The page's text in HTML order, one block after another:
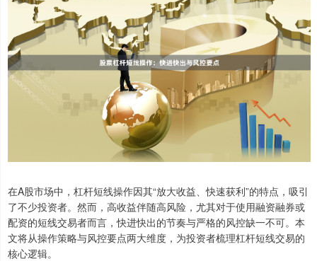
在A股市场中，杠杆短线操作因其“放大收益、快速获利”的特点，吸引
了不少投资者。然而，高收益伴随高风险，尤其对于使用融资融券或
配资的短线交易者而言，快进快出的节奏与严格的风控缺一不可。本
文将从操作策略与风控要点两大维度，为投资者梳理杠杆短线交易的
核心逻辑。